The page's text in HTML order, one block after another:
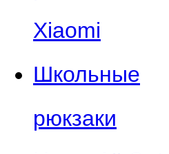
Xiaomi
Школьные
рюкзаки